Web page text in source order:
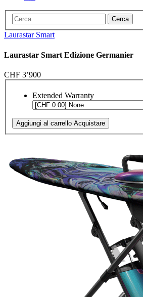
Cerca
Laurastar Smart
Laurastar Smart Edizione Germanier
CHF 3’900
Extended Warranty
Aggiungi al carrello Acquistare